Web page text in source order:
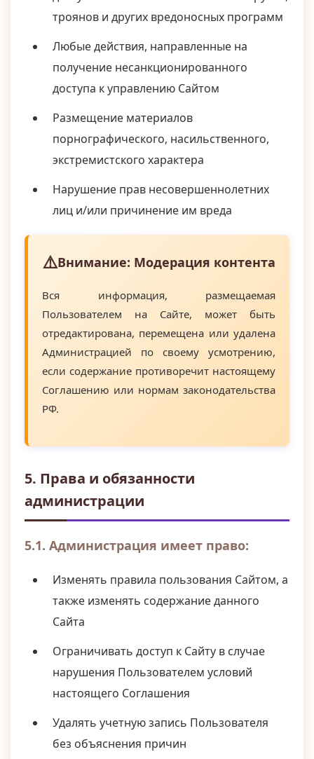
троянов и других вредоносных программ
Любые действия, направленные на
получение несанкционированного
доступа к управлению Сайтом
Размещение материалов
порнографического, насильственного,
экстремистского характера
Нарушение прав несовершеннолетних
лиц и/или причинение им вреда
Внимание: Модерация контента
Вся информация, размещаемая
Пользователем на Сайте, может быть
отредактирована, перемещена или удалена
Администрацией по своему усмотрению,
если содержание противоречит настоящему
Соглашению или нормам законодательства
РФ.
5. Права и обязанности
администрации
5.1. Администрация имеет право:
Изменять правила пользования Сайтом, а
также изменять содержание данного
Сайта
Ограничивать доступ к Сайту в случае
нарушения Пользователем условий
настоящего Соглашения
Удалять учетную запись Пользователя
без объяснения причин